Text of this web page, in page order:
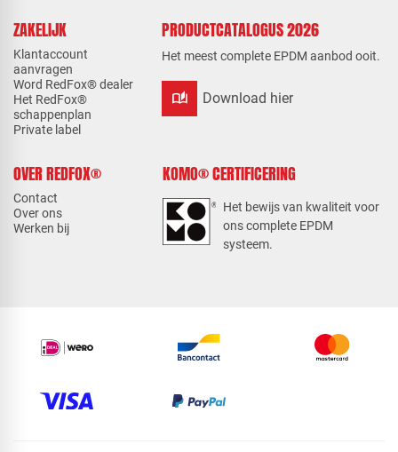
ZAKELIJK
Klantaccount
aanvragen
Word RedFox® dealer
Het RedFox®
schappenplan
Private label
PRODUCTCATALOGUS 2026
Het meest complete EPDM aanbod ooit.
auto_stories Download hier
OVER REDFOX®
Contact
Over ons
Werken bij
KOMO® CERTIFICERING
Het bewijs van kwaliteit voor
ons complete EPDM
systeem.